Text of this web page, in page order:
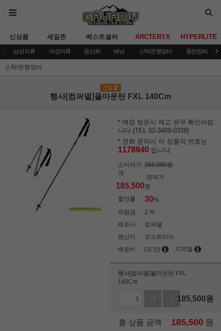
신상품 세일존 베스트셀러 ARCTERYX HYPERLITE
남성의류 여성의류 등산화 배낭 스틱/운행장비 등반장비
스틱/운행장비
행사[컴퍼델]올마운틴 FXL 140Cm
* 매장 방문시 재고 유무 확인바랍
니다.(TEL 02-3409-0339)
* 전화 문의시 이 상품의 번호는
1178940 입니다.
소비자가
격
265,000원
판매가
185,500원
할인율
30%
적립금
1 %
제조사
컴퍼델
원산지
오스트리아
배송비
(조건) 지역별
행사[컴퍼델]올마운틴 FXL
140Cm
+1 -1 185,500원
총 상품 금액 185,500 원